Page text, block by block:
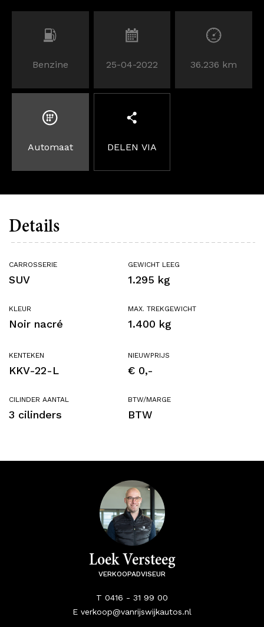
Benzine 25-04-2022 36.236 km
Automaat DELEN VIA
Loek Versteeg
VERKOOPADVISEUR
T 0416 - 31 99 00
E verkoop@vanrijswijkautos.nl
Details
CARROSSERIE
SUV
KLEUR
Noir nacré
KENTEKEN
KKV-22-L
CILINDER AANTAL
3 cilinders
GEWICHT LEEG
1.295 kg
MAX. TREKGEWICHT
1.400 kg
NIEUWPRIJS
€ 0,-
BTW/MARGE
BTW